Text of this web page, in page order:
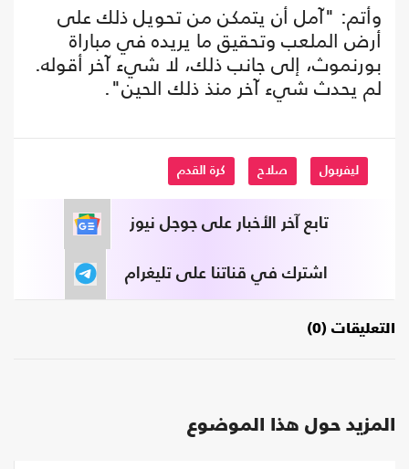
وأتم: "آمل أن يتمكن من تحويل ذلك على
أرض الملعب وتحقيق ما يريده في مباراة
بورنموث، إلى جانب ذلك، لا شيء آخر أقوله.
لم يحدث شيء آخر منذ ذلك الحين".
ليفربول صلاح كرة القدم
تابع آخر الأخبار على جوجل نيوز
اشترك في قناتنا على تليغرام
التعليقات (0)
المزيد حول هذا الموضوع